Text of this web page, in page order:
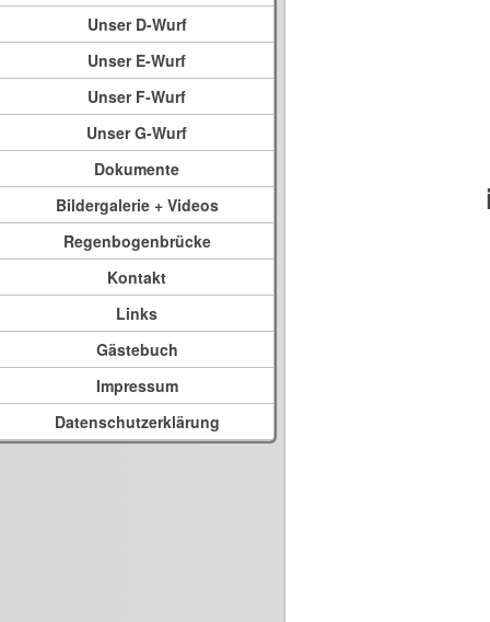
Unser D-Wurf
Unser E-Wurf
Unser F-Wurf
Unser G-Wurf
Dokumente
Bildergalerie + Videos
Regenbogenbrücke
Kontakt
Links
Gästebuch
Impressum
Datenschutzerklärung